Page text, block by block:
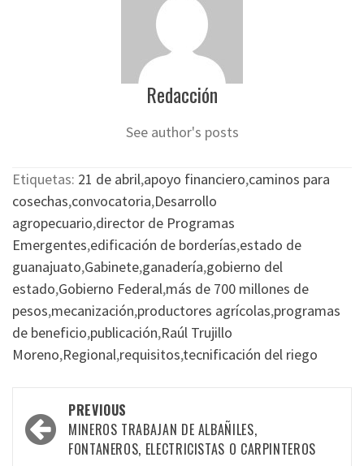
Redacción
See author's posts
Etiquetas: 21 de abril,apoyo financiero,caminos para
cosechas,convocatoria,Desarrollo
agropecuario,director de Programas
Emergentes,edificación de borderías,estado de
guanajuato,Gabinete,ganadería,gobierno del
estado,Gobierno Federal,más de 700 millones de
pesos,mecanización,productores agrícolas,programas
de beneficio,publicación,Raúl Trujillo
Moreno,Regional,requisitos,tecnificación del riego
Post
navigation
PREVIOUS
MINEROS TRABAJAN DE ALBAÑILES,
FONTANEROS, ELECTRICISTAS O CARPINTEROS